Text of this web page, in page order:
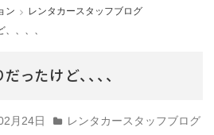
ン
レンタカースタッフブログ
、、、
ったけど、、、、
月24日 レンタカースタッフブログ
g